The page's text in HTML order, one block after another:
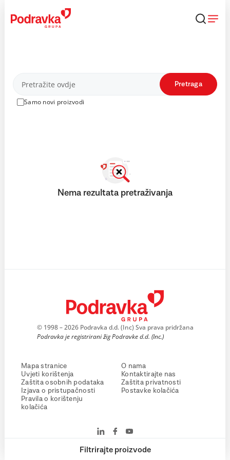
content
Proizvodi
Samo novi proizvodi
Pretraga
Filtrirajte proizvode
Nema rezultata pretraživanja
© 1998 – 2026 Podravka d.d. (Inc) Sva prava pridržana
Podravka je registrirani žig Podravke d.d. (Inc.)
Mapa stranice
Uvjeti korištenja
Zaštita osobnih podataka
Izjava o pristupačnosti
Pravila o korištenju
kolačića
O nama
Kontaktirajte nas
Zaštita privatnosti
Postavke kolačića